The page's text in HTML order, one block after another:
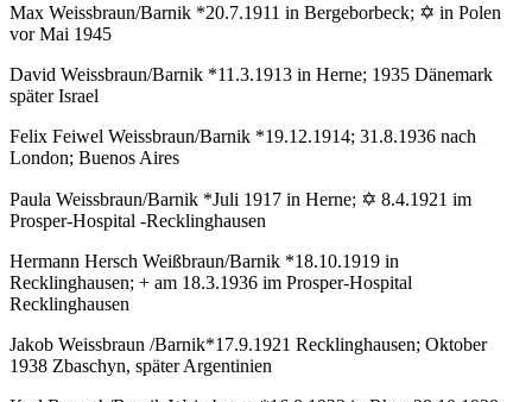
Max Weissbraun/Barnik *20.7.1911 in Bergeborbeck; ✡ in Polen
vor Mai 1945
David Weissbraun/Barnik *11.3.1913 in Herne; 1935 Dänemark
später Israel
Felix Feiwel Weissbraun/Barnik *19.12.1914; 31.8.1936 nach
London; Buenos Aires
Paula Weissbraun/Barnik *Juli 1917 in Herne; ✡ 8.4.1921 im
Prosper-Hospital -Recklinghausen
Hermann Hersch Weißbraun/Barnik *18.10.1919 in
Recklinghausen; + am 18.3.1936 im Prosper-Hospital
Recklinghausen
Jakob Weissbraun /Barnik*17.9.1921 Recklinghausen; Oktober
1938 Zbaschyn, später Argentinien